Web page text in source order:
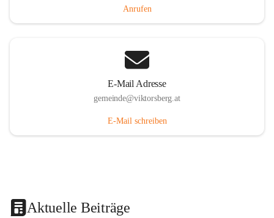
Anrufen
E-Mail Adresse
gemeinde@viktorsberg.at
E-Mail schreiben
Aktuelle Beiträge